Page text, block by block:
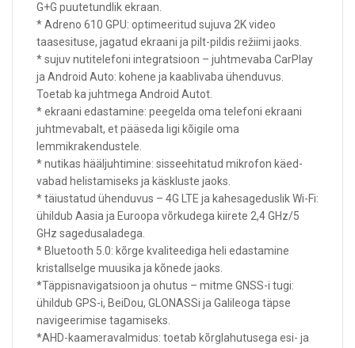
G+G puutetundlik ekraan.
* Adreno 610 GPU: optimeeritud sujuva 2K video
taasesituse, jagatud ekraani ja pilt-pildis režiimi jaoks.
* sujuv nutitelefoni integratsioon – juhtmevaba CarPlay
ja Android Auto: kohene ja kaablivaba ühenduvus.
Toetab ka juhtmega Android Autot.
* ekraani edastamine: peegelda oma telefoni ekraani
juhtmevabalt, et pääseda ligi kõigile oma
lemmikrakendustele.
* nutikas hääljuhtimine: sisseehitatud mikrofon käed-
vabad helistamiseks ja käskluste jaoks.
* täiustatud ühenduvus – 4G LTE ja kahesageduslik Wi-Fi:
ühildub Aasia ja Euroopa võrkudega kiirete 2,4 GHz/5
GHz sagedusaladega.
* Bluetooth 5.0: kõrge kvaliteediga heli edastamine
kristallselge muusika ja kõnede jaoks.
*Täppisnavigatsioon ja ohutus – mitme GNSS-i tugi:
ühildub GPS-i, BeiDou, GLONASSi ja Galileoga täpse
navigeerimise tagamiseks.
*AHD-kaameravalmidus: toetab kõrglahutusega esi- ja